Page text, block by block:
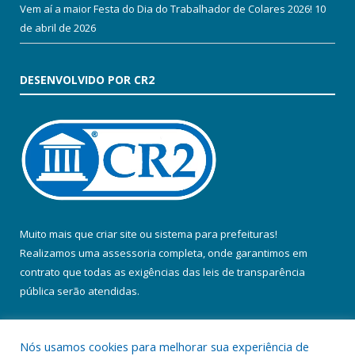
Vem aí a maior Festa do Dia do Trabalhador de Colares 2026! 10
de abril de 2026
DESENVOLVIDO POR CR2
Muito mais que criar site ou sistema para prefeituras!
Realizamos uma assessoria completa, onde garantimos em
contrato que todas as exigências das leis de transparência
pública serão atendidas.
Nós usamos cookies para melhorar sua experiência de